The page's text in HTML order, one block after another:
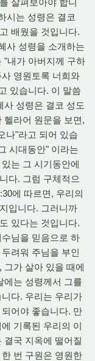
살펴보아야 합니
시는 성령은 결코
배웠을 것입니다.
사 성령을 소개하는
"내가 아버지께 구하
영원토록 너희와
있습니다. 이 말씀
사 성령은 결코 성도
헬라어 원문을 보면,
나"라고 되어 있습
시대동안" 이라는
는 그 시기동안에
다. 그럼 구체적으
에 따르면, 우리의
입니다. 그러니까
있다는 것입니다.
님을 믿음으로 하
려워 주님을 부인
그가 살아 있을 때에
에는 성령께서 그를
다. 우리는 우리가
어야 좋습니다. 만
기록된 우리의 이
결국 지옥에 떨어질
번 구원은 영원한